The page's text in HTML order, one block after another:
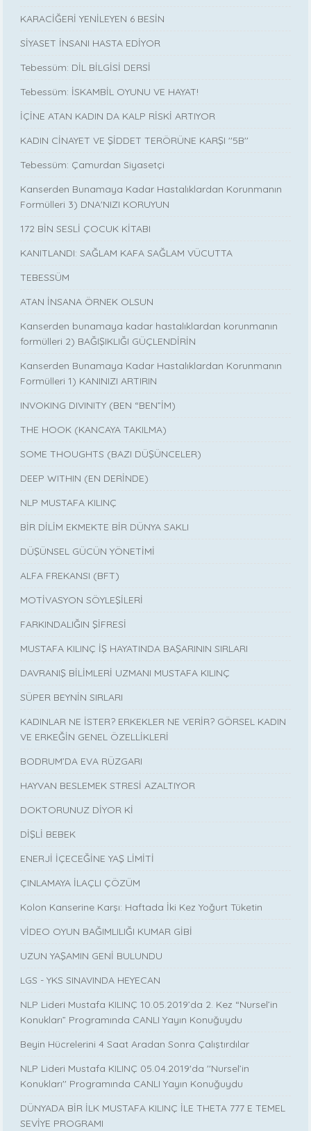
KARACİĞERİ YENİLEYEN 6 BESİN
SİYASET İNSANI HASTA EDİYOR
Tebessüm: DİL BİLGİSİ DERSİ
Tebessüm: İSKAMBİL OYUNU VE HAYAT!
İÇİNE ATAN KADIN DA KALP RİSKİ ARTIYOR
KADIN CİNAYET VE ŞİDDET TERÖRÜNE KARŞI ''5B''
Tebessüm: Çamurdan Siyasetçi
Kanserden Bunamaya Kadar Hastalıklardan Korunmanın
Formülleri 3) DNA'NIZI KORUYUN
172 BİN SESLİ ÇOCUK KİTABI
KANITLANDI: SAĞLAM KAFA SAĞLAM VÜCUTTA
TEBESSÜM
ATAN İNSANA ÖRNEK OLSUN
Kanserden bunamaya kadar hastalıklardan korunmanın
formülleri 2) BAĞIŞIKLIĞI GÜÇLENDİRİN
Kanserden Bunamaya Kadar Hastalıklardan Korunmanın
Formülleri 1) KANINIZI ARTIRIN
INVOKING DIVINITY (BEN “BEN”İM)
THE HOOK (KANCAYA TAKILMA)
SOME THOUGHTS (BAZI DÜŞÜNCELER)
DEEP WITHIN (EN DERİNDE)
NLP MUSTAFA KILINÇ
BİR DİLİM EKMEKTE BİR DÜNYA SAKLI
DÜŞÜNSEL GÜCÜN YÖNETİMİ
ALFA FREKANSI (BFT)
MOTİVASYON SÖYLEŞİLERİ
FARKINDALIĞIN ŞİFRESİ
MUSTAFA KILINÇ İŞ HAYATINDA BAŞARININ SIRLARI
DAVRANIŞ BİLİMLERİ UZMANI MUSTAFA KILINÇ
SÜPER BEYNİN SIRLARI
KADINLAR NE İSTER? ERKEKLER NE VERİR? GÖRSEL KADIN
VE ERKEĞİN GENEL ÖZELLİKLERİ
BODRUM’DA EVA RÜZGARI
HAYVAN BESLEMEK STRESİ AZALTIYOR
DOKTORUNUZ DİYOR Kİ
DİŞLİ BEBEK
ENERJİ İÇECEĞİNE YAŞ LİMİTİ
ÇINLAMAYA İLAÇLI ÇÖZÜM
Kolon Kanserine Karşı: Haftada İki Kez Yoğurt Tüketin
VİDEO OYUN BAĞIMLILIĞI KUMAR GİBİ
UZUN YAŞAMIN GENİ BULUNDU
LGS - YKS SINAVINDA HEYECAN
NLP Lideri Mustafa KILINÇ 10.05.2019’da 2. Kez “Nursel’in
Konukları” Programında CANLI Yayın Konuğuydu
Beyin Hücrelerini 4 Saat Aradan Sonra Çalıştırdılar
NLP Lideri Mustafa KILINÇ 05.04.2019'da ''Nursel’in
Konukları'' Programında CANLI Yayın Konuğuydu
DÜNYADA BİR İLK MUSTAFA KILINÇ İLE THETA 777 E TEMEL
SEVİYE PROGRAMI